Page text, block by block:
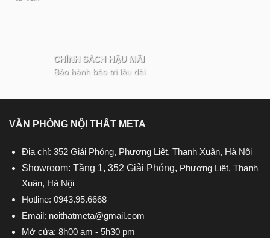
CHÍNH SÁCH HẬU MÃI
Bảo hành bảo trì lâu dài
VĂN PHÒNG NỘI THẤT META
Địa chỉ: 352 Giải Phóng, Phương Liệt, Thanh Xuân, Hà Nội
Showroom: Tầng 1, 352 Giải Phóng, Phương Liệt, Thanh
Xuân, Hà Nội
Hotline: 0943.95.6668
Email: noithatmeta@gmail.com
Mở cửa: 8h00 am - 5h30 pm